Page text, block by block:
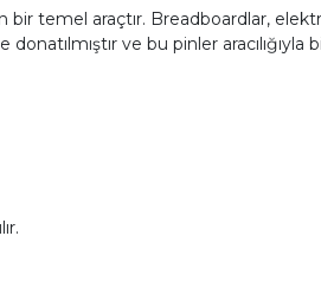
temel araçtır. Breadboardlar,
ve bu pinler aracılığıyla